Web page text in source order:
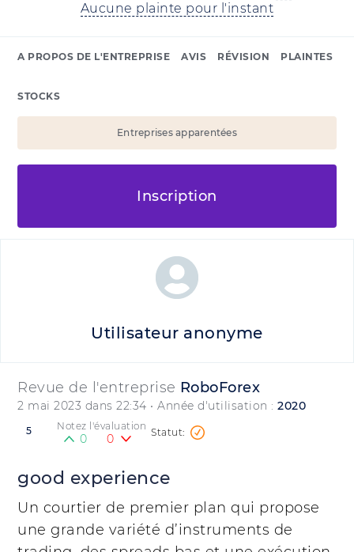
Aucune plainte pour l'instant
A PROPOS DE L'ENTREPRISE AVIS RÉVISION PLAINTES
STOCKS
Entreprises apparentées
Inscription
Revue de l'entreprise RoboForex
2 mai 2023 dans 22:34 • Année d'utilisation : 2020
5 Notez l'évaluation
0 0
good experience
Un courtier de premier plan qui propose
une grande variété d’instruments de
Utilisateur anonyme